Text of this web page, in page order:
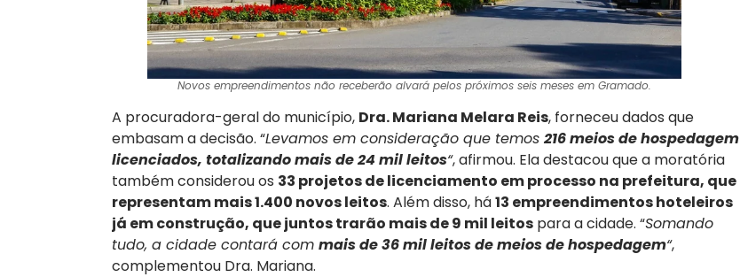
Novos empreendimentos não receberão alvará pelos próximos seis meses em Gramado.
A procuradora-geral do município, Dra. Mariana Melara Reis, forneceu dados que
embasam a decisão. “Levamos em consideração que temos 216 meios de hospedagem
licenciados, totalizando mais de 24 mil leitos“, afirmou. Ela destacou que a moratória
também considerou os 33 projetos de licenciamento em processo na prefeitura, que
representam mais 1.400 novos leitos. Além disso, há13 empreendimentos hoteleiros
já em construção, que juntos trarão mais de 9 mil leitospara a cidade. “Somando
tudo, a cidade contará com mais de 36 mil leitos de meios de hospedagem“,
complementou Dra. Mariana.